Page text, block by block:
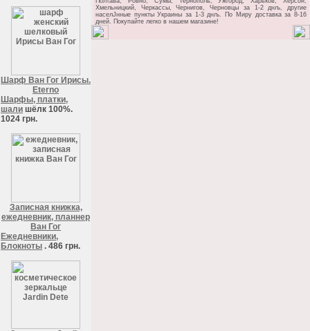
Шарф Ван Гог Ирисы.
Eterno
Шарфы, платки,
шали шёлк 100%.
1024 грн.
Записная книжка,
ежедневник, планнер
Ван Гог
Ежедневники,
Блокноты . 486 грн.
Хмельницкий, Черкассы, Чернигов, Черновцы за 1-2 днљ, другие
населЈнные пункты Украины за 1-3 днљ. По Миру доставка за 8-16
дней. Покупайте легко в нашем магазине!